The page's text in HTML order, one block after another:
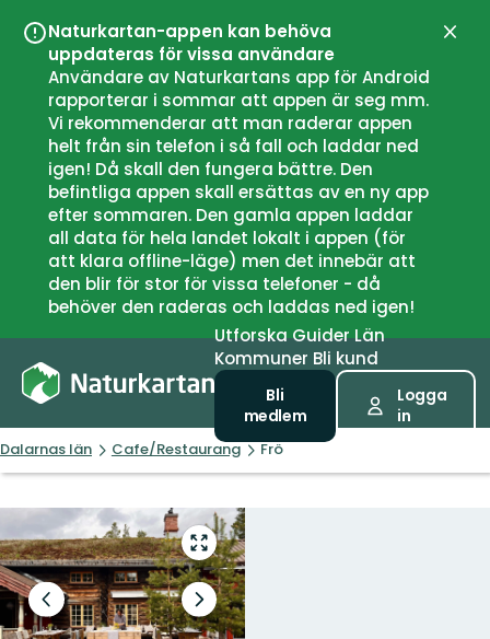
Naturkartan-appen kan behöva
uppdateras för vissa användare
Användare av Naturkartans app för Android
rapporterar i sommar att appen är seg mm.
Vi rekommenderar att man raderar appen
helt från sin telefon i så fall och laddar ned
igen! Då skall den fungera bättre. Den
befintliga appen skall ersättas av en ny app
efter sommaren. Den gamla appen laddar
all data för hela landet lokalt i appen (för
att klara offline-läge) men det innebär att
den blir för stor för vissa telefoner - då
behöver den raderas och laddas ned igen!
UtforskaGuiderLän
Kommuner Bli kund
Bli
medlem
Logga
in
Dalarnas län Cafe/Restaurang Frö
Gå
till
helskärmsläge
Föregående
bild
Nästa
bildspel